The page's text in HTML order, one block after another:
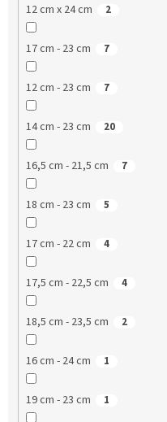
12 cm x 24 cm 2
17 cm - 23 cm 7
12 cm - 23 cm 7
14 cm - 23 cm 20
16,5 cm - 21,5 cm 7
18 cm - 23 cm 5
17 cm - 22 cm 4
17,5 cm - 22,5 cm 4
18,5 cm - 23,5 cm 2
16 cm - 24 cm 1
19 cm - 23 cm 1